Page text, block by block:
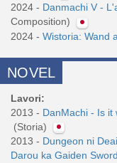
2024 - Danmachi V -
Composition)
2024 - Wistoria: Wand
NOVEL
Lavori:
2013 - DanMachi - Is it
(Storia)
2013 - Dungeon ni
Darou ka Gaiden